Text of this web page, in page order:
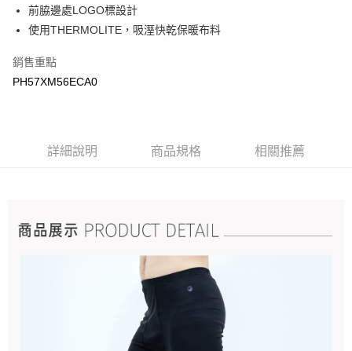
運送方式
宅配
每筆NT$90，滿NT$899(含以上)免運費
前脇邊處LOGO標設計
使用THERMOLITE，吸溼快乾保暖布料
銷售重點
PH57XM56ECA0
詳細說明 商品規格 相關推薦